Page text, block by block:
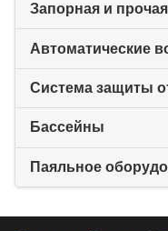
Автоматические
Бассейны
Паяльное